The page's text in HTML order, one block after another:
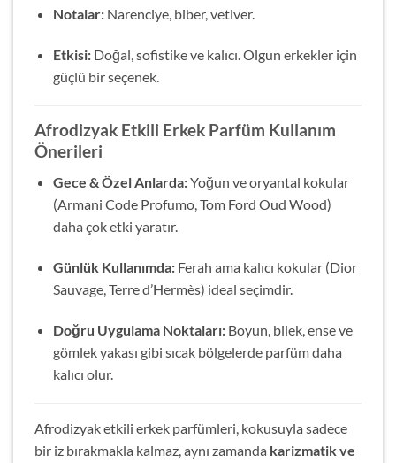
Notalar:Narenciye, biber, vetiver.
Etkisi:Doğal, sofistike ve kalıcı. Olgun erkekler için
güçlü bir seçenek.
Afrodizyak Etkili Erkek Parfüm Kullanım
Önerileri
Gece & Özel Anlarda:Yoğun ve oryantal kokular
(Armani Code Profumo, Tom Ford Oud Wood)
daha çok etki yaratır.
Günlük Kullanımda:Ferah ama kalıcı kokular (Dior
Sauvage, Terre d’Hermès) ideal seçimdir.
Doğru Uygulama Noktaları:Boyun, bilek, ense ve
gömlek yakası gibi sıcak bölgelerde parfüm daha
kalıcı olur.
Afrodizyak etkili erkek parfümleri, kokusuyla sadece
bir iz bırakmakla kalmaz, aynı zamanda karizmatik ve